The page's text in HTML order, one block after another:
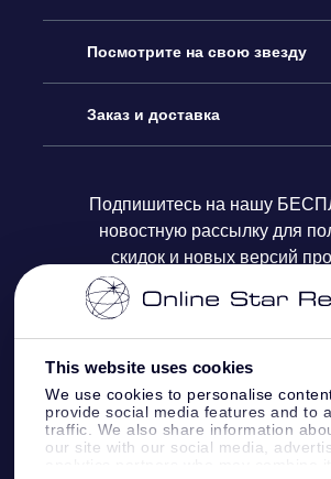
This website uses cookies
We use cookies to personalise
provide social media features and to
traffic. We also share information
our site with our social media,
Как с нами связаться
Блог
Отзывы
Онлайн подарок Online Star Gift
Подарочный набор OSR
Подарочная карта OSR
Корпоративные подарки
Посмотрите на свою звезду
Звездный реестр
Персонализированная страница
One Million Stars
OSR Starsaver
VR-приложение Fly me to the
Заказ и доставка
Платежная информация
Информация по доставке
Политика возврата
Созвездиях
Подпишитесь на нашу
новостную рассылку для
скидок и новых версий